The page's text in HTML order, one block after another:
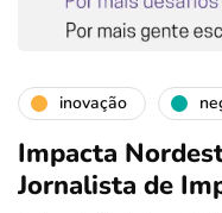
inovação
Impacta
Jornalista de